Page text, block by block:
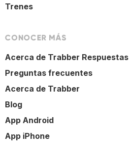
Trenes
CONOCER MÁS
Acerca de Trabber Respuestas
Preguntas frecuentes
Acerca de Trabber
Blog
App Android
App iPhone